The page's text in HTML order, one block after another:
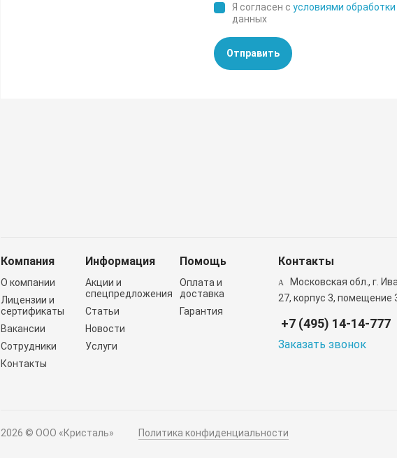
Я согласен сусловиями обработки
данных
Отправить
Компания
О компании
Лицензии и
сертификаты
Вакансии
Сотрудники
Контакты
Информация
Акции и
спецпредложения
Статьи
Новости
Услуги
Помощь
Оплата и
доставка
Гарантия
Контакты
Московская обл., г.
27, корпус 3, помещение
+7 (495) 14-14-777
Заказать звонок
2026 © ООО «Кристаль» Политика конфиденциальности